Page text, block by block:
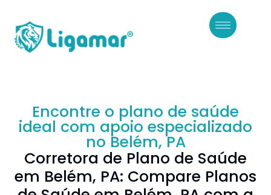
Encontre o plano de saúde
ideal com apoio especializado
no Belém, PA
Corretora de Plano de Saúde
em Belém, PA: Compare Planos